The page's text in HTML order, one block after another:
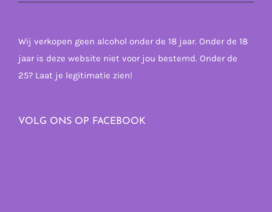
Wij verkopen geen alcohol onder de 18 jaar. Onder de 18
jaar is deze website niet voor jou bestemd. Onder de
25? Laat je legitimatie zien!
VOLG ONS OP FACEBOOK